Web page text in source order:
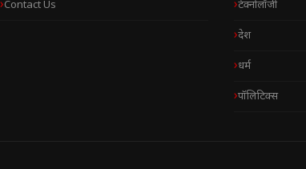
Contact Us टेक्नोलॉजी
देश
धर्म
पॉलिटिक्स